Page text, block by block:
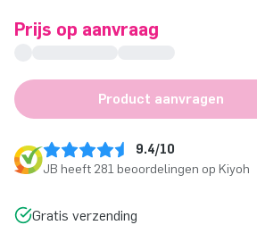
Prijs op aanvraag
Product aanvragen
9.4/10
JB heeft 281 beoordelingen op Kiyoh
Gratis verzending